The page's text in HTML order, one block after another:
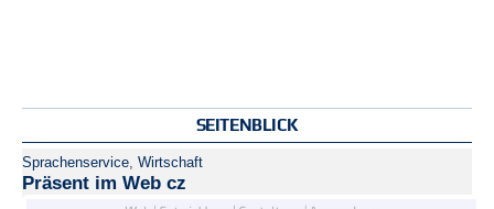
SEITENBLICK
Sprachenservice, Wirtschaft
Präsent im Web cz